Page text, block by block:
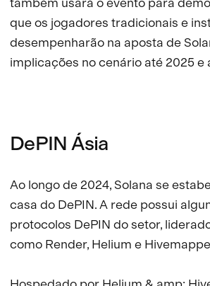
que os jogadores tradicionais e
desempenharão na aposta de
implicações no cenário até 2025 e
DePIN Ásia
Ao longo de 2024, Solana se
casa do DePIN. A rede possui
protocolos DePIN do setor,
como Render, Helium e